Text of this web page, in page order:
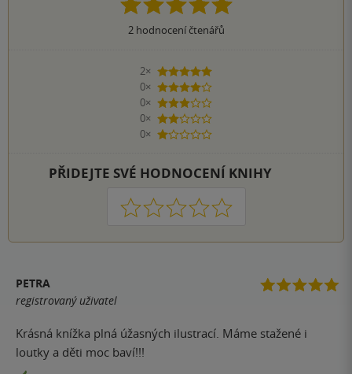
2hodnocení čtenářů
2×
5 hvězdiček
0×
4 hvězdičky
0×
3 hvězdičky
0×
2 hvězdičky
0×
1 hvezdička
PŘIDEJTE SVÉ HODNOCENÍ KNIHY
1 2 3 4 5
PETRA
registrovaný uživatel
Krásná knížka plná úžasných ilustrací. Máme stažené i
loutky a děti moc baví!!!